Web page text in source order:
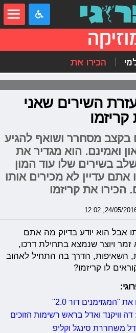
הכירו את
השירים שאני
בקצב מסחרר ושואף להגיע
ואמינם. הוא מגדיר את
בשירים שלו עוד המון
אתם עדיין לא מכירים אותו
הכירו את קריזמו
אבל הוא יודע בדיוק מה אתם
זמר ויוצר שנמצא בתחילת דרכו,
השאיפות, הדרך בה התחיל לאהוב
לו קריזמו?
"המגזימנים דור 2.0"
משחררת סינגל וקליפ